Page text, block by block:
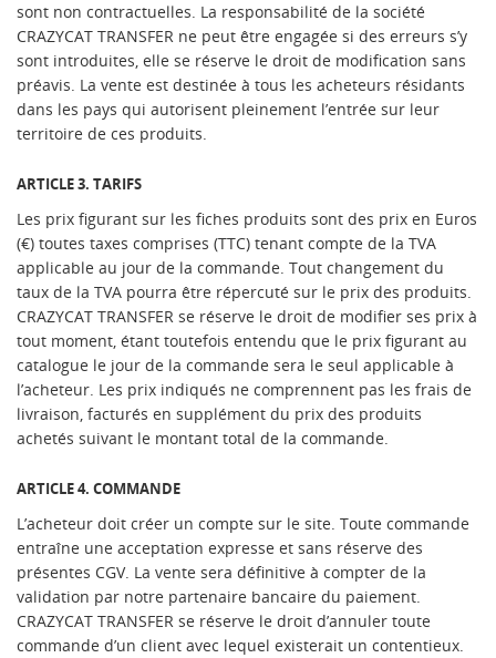
sont non contractuelles. La responsabilité de la société
CRAZYCAT TRANSFER ne peut être engagée si des erreurs s’y
sont introduites, elle se réserve le droit de modification sans
préavis. La vente est destinée à tous les acheteurs résidants
dans les pays qui autorisent pleinement l’entrée sur leur
territoire de ces produits.
ARTICLE 3. TARIFS
Les prix figurant sur les fiches produits sont des prix en Euros
(€) toutes taxes comprises (TTC) tenant compte de la TVA
applicable au jour de la commande. Tout changement du
taux de la TVA pourra être répercuté sur le prix des produits.
CRAZYCAT TRANSFER se réserve le droit de modifier ses prix à
tout moment, étant toutefois entendu que le prix figurant au
catalogue le jour de la commande sera le seul applicable à
l’acheteur. Les prix indiqués ne comprennent pas les frais de
livraison, facturés en supplément du prix des produits
achetés suivant le montant total de la commande.
ARTICLE 4. COMMANDE
L’acheteur doit créer un compte sur le site. Toute commande
entraîne une acceptation expresse et sans réserve des
présentes CGV. La vente sera définitive à compter de la
validation par notre partenaire bancaire du paiement.
CRAZYCAT TRANSFER se réserve le droit d’annuler toute
commande d’un client avec lequel existerait un contentieux.